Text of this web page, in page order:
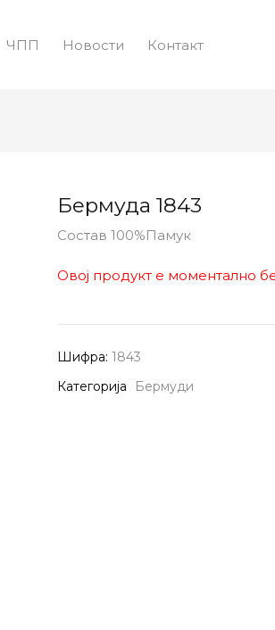
ЧПП Новости Контакт
Бермуда 1843
Состав 100%Памук
Овој продукт е моментално
Шифра: 1843
Категорија
Бермуди